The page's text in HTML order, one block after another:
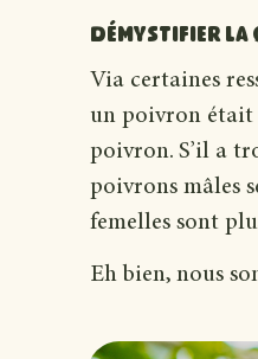
Démystifier la
Via certaines
un poivron était
poivron. S’il a
poivrons mâles
femelles sont
Eh bien, nous